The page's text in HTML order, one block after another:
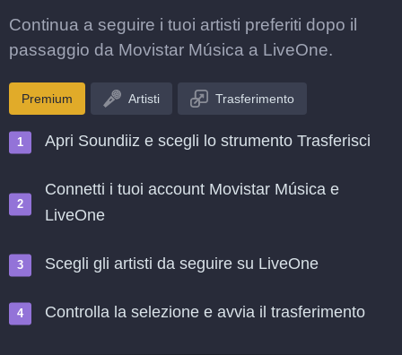
Continua a seguire i tuoi artisti preferiti dopo il
passaggio da Movistar Música a LiveOne.
Premium Artisti Trasferimento
Apri Soundiiz e scegli lo strumento Trasferisci
Connetti i tuoi account Movistar Música e
LiveOne
Scegli gli artisti da seguire su LiveOne
Controlla la selezione e avvia il trasferimento